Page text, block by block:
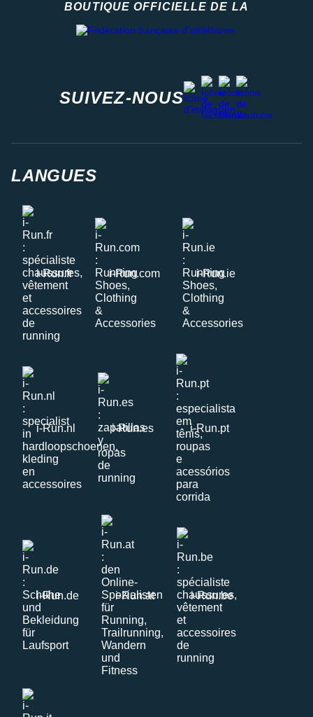
BOUTIQUE OFFICIELLE DE LA
SUIVEZ-NOUS
instagram
facebook
stravayoutube
LANGUES
i-Run.fr i-Run.com i-Run.ie
i-Run.nl i-Run.es i-Run.pt
i-Run.de i-Run.at i-Run.be